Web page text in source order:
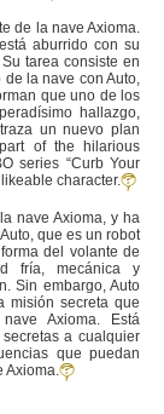
de la nave Axioma.
aburrido con su
tarea consiste en
la nave con Auto,
que uno de los
hallazgo,
un nuevo plan
of the hilarious
series “Curb Your
character.
nave Axioma, y ha
que es un robot
del volante de
fría, mecánica y
Sin embargo, Auto
misión secreta que
Axioma. Está
a cualquier
que puedan
Axioma.